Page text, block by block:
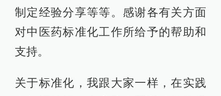
制定经验分享等等。感谢各有关方面
对中医药标准化工作所给予的帮助和
支持。
关于标准化，我跟大家一样，在实践